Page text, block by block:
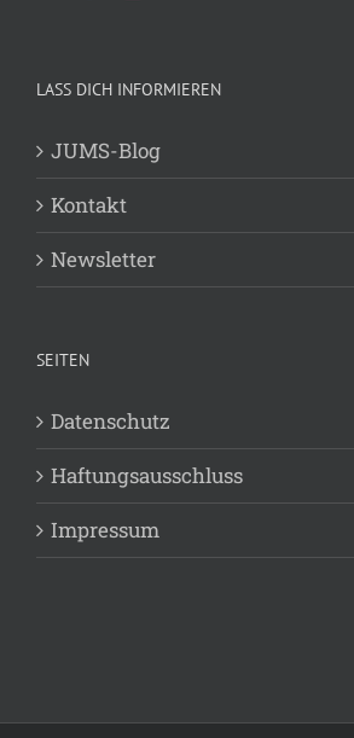
LASS DICH INFORMIEREN
JUMS-Blog
Kontakt
Newsletter
SEITEN
Datenschutz
Haftungsausschluss
Impressum